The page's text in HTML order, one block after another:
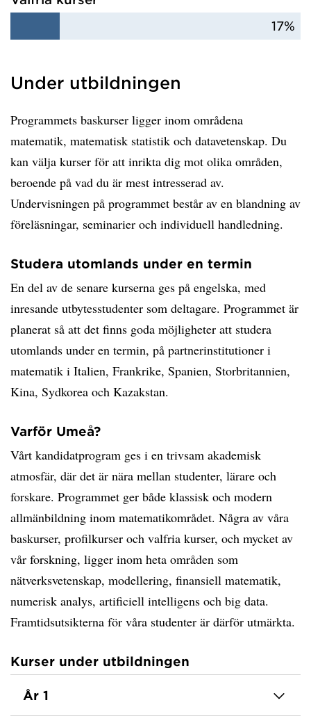
17%
Under utbildningen
Programmets baskurser ligger inom områdena
matematik, matematisk statistik och datavetenskap. Du
kan välja kurser för att inrikta dig mot olika områden,
beroende på vad du är mest intresserad av.
Undervisningen på programmet består av en blandning av
föreläsningar, seminarier och individuell handledning.
Studera utomlands under en termin
En del av de senare kurserna ges på engelska, med
inresande utbytesstudenter som deltagare. Programmet är
planerat så att det finns goda möjligheter att studera
utomlands under en termin, på partnerinstitutioner i
matematik i Italien, Frankrike, Spanien, Storbritannien,
Kina, Sydkorea och Kazakstan.
Varför Umeå?
Vårt kandidatprogram ges i en trivsam akademisk
atmosfär, där det är nära mellan studenter, lärare och
forskare. Programmet ger både klassisk och modern
allmänbildning inom matematikområdet. Några av våra
baskurser, profilkurser och valfria kurser, och mycket av
vår forskning, ligger inom heta områden som
nätverksvetenskap, modellering, finansiell matematik,
numerisk analys, artificiell intelligens och big data.
Framtidsutsikterna för våra studenter är därför utmärkta.
Kurser under utbildningen
År 1